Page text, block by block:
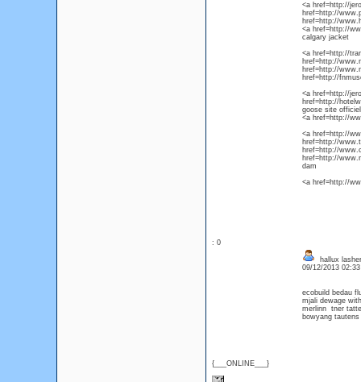
<a href=http://
href=http://
href=http://
<a href=http://
calgary jacket
<a href=http://
href=http://
href=http://
href=http://
<a href=http://
href=http://
goose site
<a href=http://
<a href=http://
href=http://
href=http://
href=http://
dam
<a href=http://
: 0
{___ONLINE___}
hallux
09/12/2013
ecobuild bedau
mjali dewage
merlinn tner
bowyang